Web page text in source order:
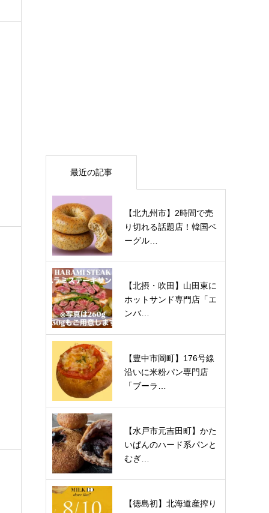
最近の記事
【北九州市】2時間で売
り切れる話題店！韓国ベ
ーグル…
【北摂・吹田】山田東に
ホットサンド専門店「エ
ンバ…
【豊中市岡町】176号線
沿いに米粉パン専門店
「ブーラ…
【水戸市元吉田町】かた
いぱんのハード系パンと
むぎ…
【徳島初】北海道産搾り